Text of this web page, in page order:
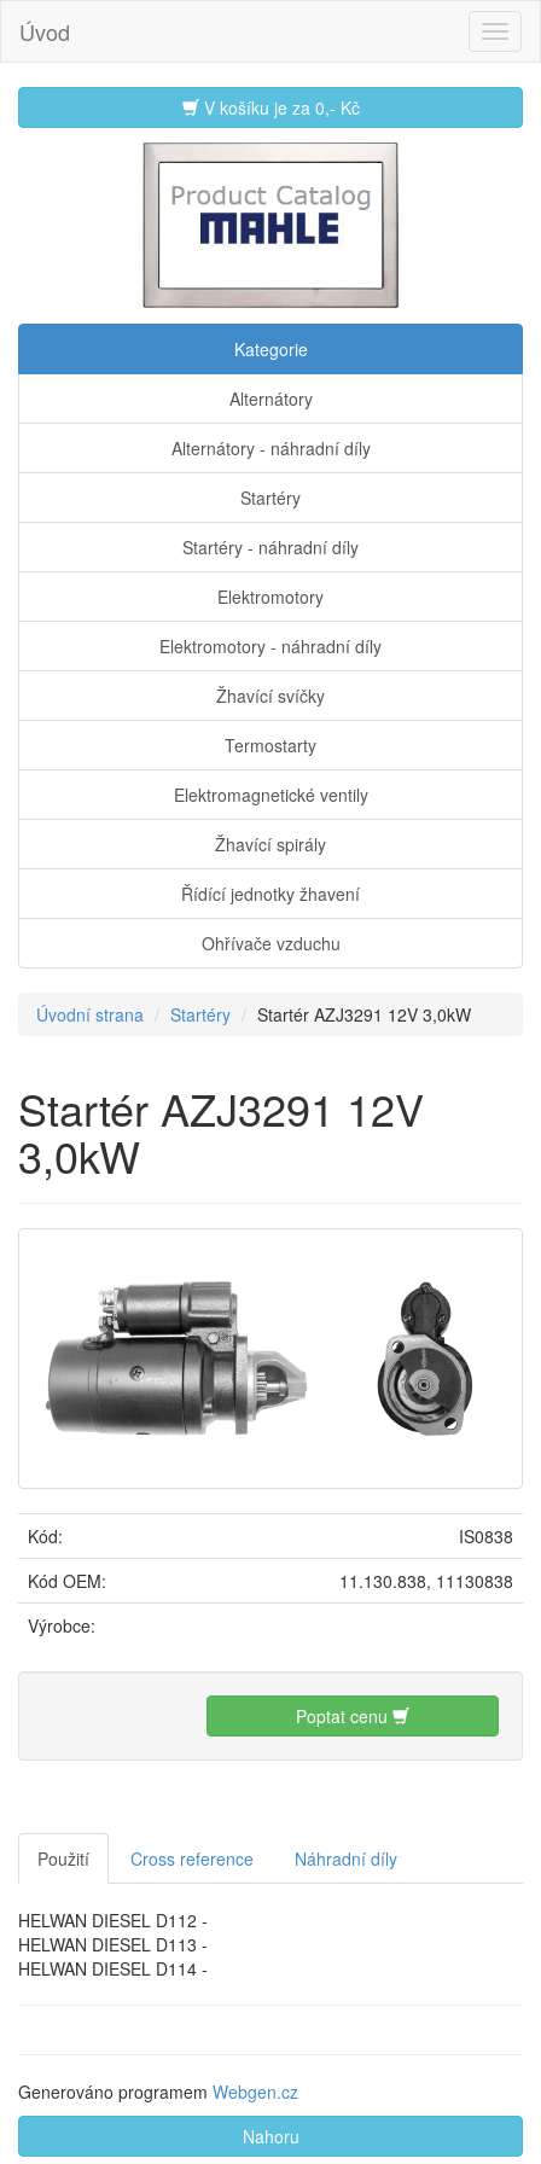
Úvod
V košíku je za 0,- Kč
Kategorie
Alternátory
Alternátory - náhradní díly
Startéry
Startéry - náhradní díly
Elektromotory
Elektromotory - náhradní díly
Žhavící svíčky
Termostarty
Elektromagnetické ventily
Žhavící spirály
Řídící jednotky žhavení
Ohřívače vzduchu
Úvodní strana Startéry Startér AZJ3291 12V 3,0kW
Startér AZJ3291 12V
3,0kW
Kód:
IS0838
Kód OEM:
11.130.838, 11130838
Výrobce:
Poptat cenu
Použití Cross reference Náhradní díly
HELWAN DIESEL D112 -
HELWAN DIESEL D113 -
HELWAN DIESEL D114 -
Generováno programem Webgen.cz
Nahoru